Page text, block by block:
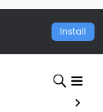
Install